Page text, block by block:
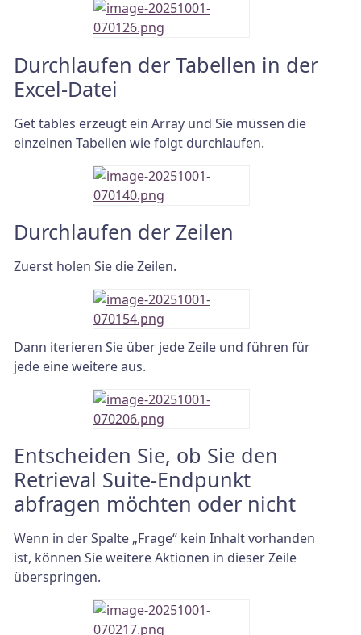
Durchlaufen der Tabellen in der
Excel-Datei
Get tables erzeugt ein Array und Sie müssen die
einzelnen Tabellen wie folgt durchlaufen.
Durchlaufen der Zeilen
Zuerst holen Sie die Zeilen.
Dann iterieren Sie über jede Zeile und führen für
jede eine weitere aus.
Entscheiden Sie, ob Sie den
Retrieval Suite-Endpunkt
abfragen möchten oder nicht
Wenn in der Spalte „Frage“ kein Inhalt vorhanden
ist, können Sie weitere Aktionen in dieser Zeile
überspringen.